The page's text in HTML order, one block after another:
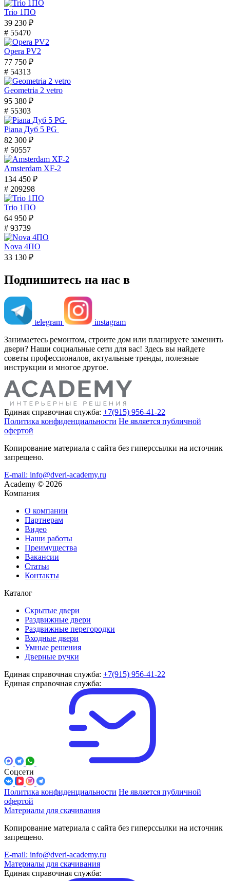
Trio 1ПО
39 230 ₽
# 55470
Opera PV2
77 750 ₽
# 54313
Geometria 2 vetro
95 380 ₽
# 55303
Piana Дуб 5 PG
82 300 ₽
# 50557
Amsterdam XF-2
134 450 ₽
# 209298
Trio 1ПО
64 950 ₽
# 93739
Nova 4ПО
33 130 ₽
Подпишитесь на нас в
telegram
instagram
Занимаетесь ремонтом, строите дом или планируете заменить
двери? Наши социальные сети для вас! Здесь вы найдете
советы профессионалов, актуальные тренды, полезные
инструкции и многое другое.
Единая справочная служба: +7(915) 956-41-22
Политика конфиденциальности Не является публичной
офертой
Копирование материала с сайта без гиперссылки на источник
запрещено.
E-mail: info@dveri-academy.ru
Academy © 2026
Компания
О компании
Партнерам
Видео
Наши работы
Преимущества
Вакансии
Статьи
Контакты
Каталог
Скрытые двери
Раздвижные двери
Раздвижные перегородки
Входные двери
Умные решения
Дверные ручки
Единая справочная служба: +7(915) 956-41-22
Единая справочная служба:
Соцсети
Политика конфиденциальности Не является публичной
офертой
Материалы для скачивания
Копирование материала с сайта без гиперссылки на источник
запрещено.
E-mail: info@dveri-academy.ru
Материалы для скачивания
Единая справочная служба: